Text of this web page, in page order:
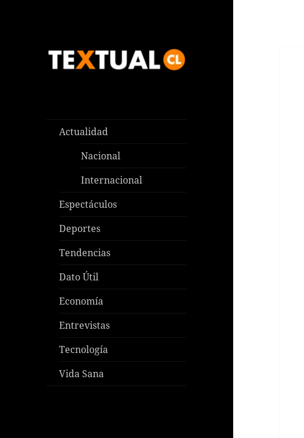
Actualidad
Nacional
Internacional
Espectáculos
Deportes
Tendencias
Dato Útil
Economía
Entrevistas
Tecnología
Vida Sana